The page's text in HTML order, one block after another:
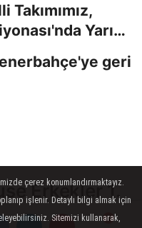
Takımımız,
Yarı
geri
Erkekler 1.
Erdi
çerez konumlandırmaktayız.
işlenir. Detaylı bilgi almak için
Sitemizi kullanarak,